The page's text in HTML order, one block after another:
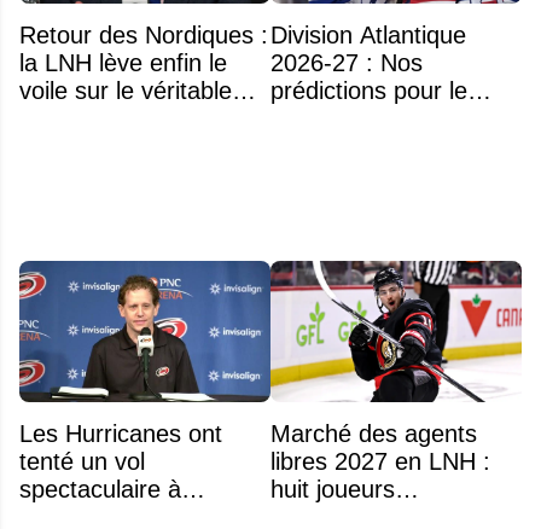
Retour des Nordiques :
la LNH lève enfin le
voile sur le véritable
Division Atlantique
2026-27 : Nos
prédictions pour le
Les Hurricanes ont
tenté un vol
spectaculaire à
Marché des agents
libres 2027 en LNH :
huit joueurs